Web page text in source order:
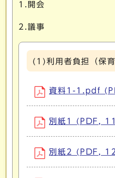
1.開会
2.議事
(1)利用者負担（保
資料1-1.pdf
別紙1 (PDF,
別紙2 (PDF,